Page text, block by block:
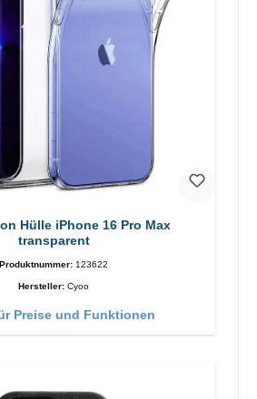
Hülle iPhone 16 Pro Max
transparent
Produktnummer: 123622
Hersteller: Cyoo
Preise und Funktionen